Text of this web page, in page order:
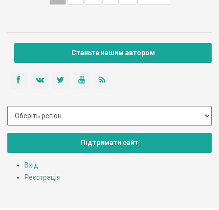
Станьте нашим автором
Підтримати сайт
Вхід
Реєстрація